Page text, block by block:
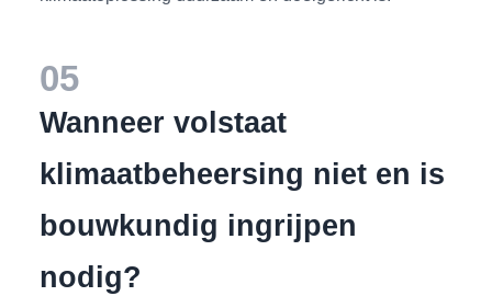
05
Wanneer volstaat
klimaatbeheersing niet en is
bouwkundig ingrijpen
nodig?